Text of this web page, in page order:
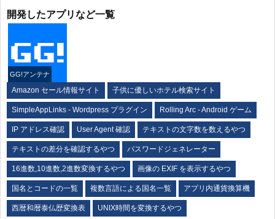
開発したアプリなど一覧
GG!アンテナ
Amazon セール情報サイト 子供に優しいホテル検索サイト
SimpleAppLinks - Wordpress プラグイン Rolling Arc - Android ゲーム
IP アドレス確認 User Agent 確認 テキストの文字数を数えるやつ
テキストの差分を確認するやつ パスワードジェネレーター
16進数,10進数,2進数変換するやつ 画像の EXIF を表示するやつ
国名とコードの一覧 複数言語による国名一覧 アプリ内通貨換算機
西暦和暦泰仏歴変換表 UNIX時間を変換するやつ